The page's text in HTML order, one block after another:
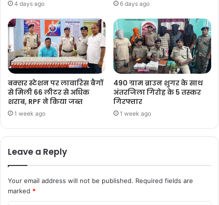
4 days ago 6 days ago
बक्सर स्टेशन पर लावारिस बैगों
से मिली 66 लीटर से अधिक
शराब, RPF ने किया जब्त
1 week ago
490 ग्राम ब्राउन शुगर के साथ
अंतरजिला गिरोह के 5 तस्कर
गिरफ्तार
1 week ago
Leave a Reply
Your email address will not be published. Required fields are
marked *